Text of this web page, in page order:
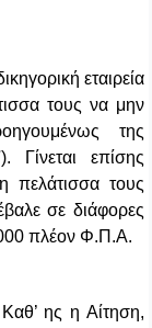
εταιρεία
τους να μην
της
). Γίνεται επίσης
πελάτισσα τους
σε διάφορες
πλέον Φ.Π.Α.
ης η Αίτηση,